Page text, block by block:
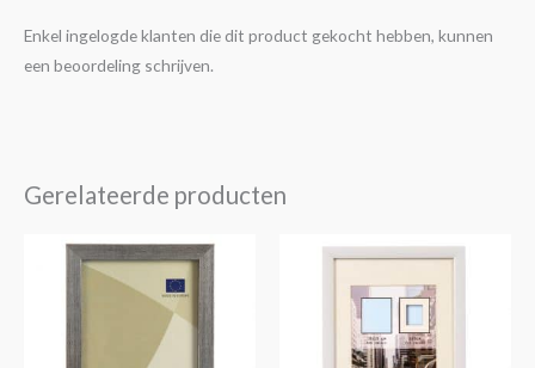
Enkel ingelogde klanten die dit product gekocht hebben, kunnen
een beoordeling schrijven.
Gerelateerde producten
Prijsklasse:
€6,95
€19,95
Dit
€4,25
€14,30